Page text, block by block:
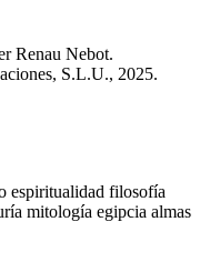
Renau Nebot.
S.L.U., 2025.
espiritualidad filosofía
mitología egipcia almas